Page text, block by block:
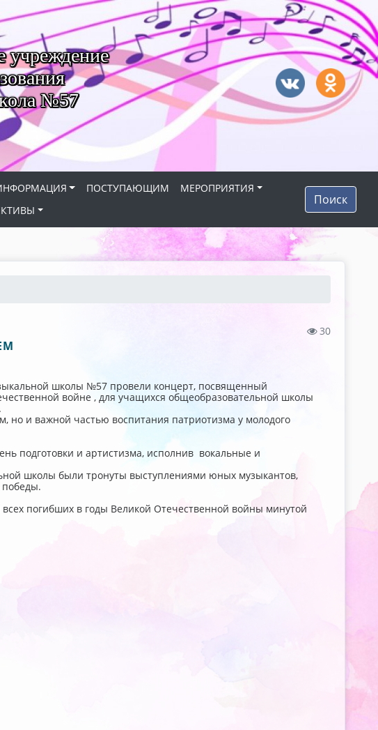
учреждение
№57
ПОСТУПАЮЩИМ
МЕРОПРИЯТИЯ
Поиск
30
школы №57 провели концерт, посвященный
войне , для учащихся общеобразовательной школы
но и важной частью воспитания патриотизма у молодого
подготовки и артистизма, исполнив вокальные и
школы были тронуты выступлениями юных музыкантов,
победы.
погибших в годы Великой Отечественной войны минутой